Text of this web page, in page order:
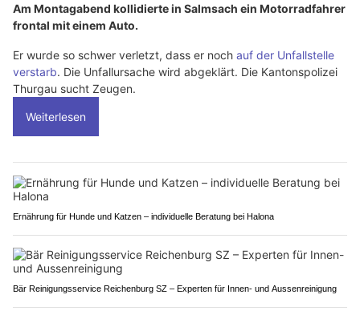
Am Montagabend kollidierte in Salmsach ein Motorradfahrer
frontal mit einem Auto.
Er wurde so schwer verletzt, dass er noch auf der Unfallstelle
verstarb. Die Unfallursache wird abgeklärt. Die Kantonspolizei
Thurgau sucht Zeugen.
Weiterlesen
Ernährung für Hunde und Katzen – individuelle Beratung bei Halona
Bär Reinigungsservice Reichenburg SZ – Experten für Innen- und Aussenreinigung